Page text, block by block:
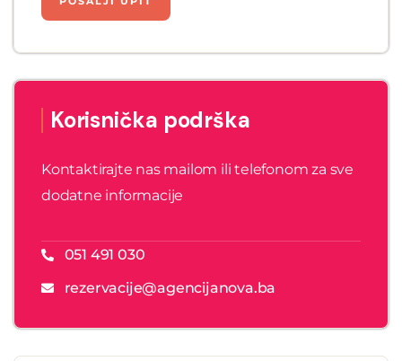
Korisnička podrška
Kontaktirajte nas mailom ili telefonom za sve
dodatne informacije
051 491 030
rezervacije@agencijanova.ba